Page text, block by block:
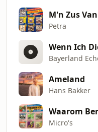
M'n Zus Van
Petra
Wenn Ich
Bayerland
Ameland
Hans Bakker
Waarom
Micro's